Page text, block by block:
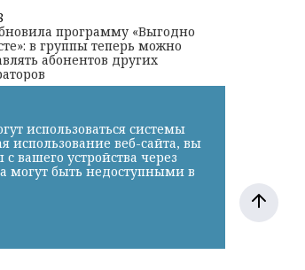
программу «Выгодно
в группы теперь можно
абонентов других
использоваться системы
использование веб-сайта, вы
устройства через
могут быть недоступными в